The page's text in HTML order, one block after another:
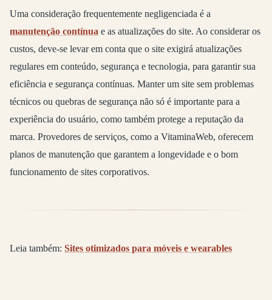
Uma consideração frequentemente negligenciada é a
manutenção contínua e as atualizações do site. Ao considerar os
custos, deve-se levar em conta que o site exigirá atualizações
regulares em conteúdo, segurança e tecnologia, para garantir sua
eficiência e segurança contínuas. Manter um site sem problemas
técnicos ou quebras de segurança não só é importante para a
experiência do usuário, como também protege a reputação da
marca. Provedores de serviços, como a VitaminaWeb, oferecem
planos de manutenção que garantem a longevidade e o bom
funcionamento de sites corporativos.
Leia também: Sites otimizados para móveis e wearables